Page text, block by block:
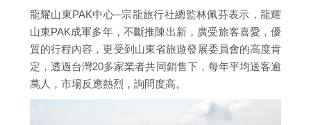
龍耀山東PAK中心─宗龍旅行社總監林佩芬表示，龍耀
山東PAK成軍多年，不斷推陳出新，廣受旅客喜愛，優
質的行程內容，更受到山東省旅遊發展委員會的高度肯
定，透過台灣20多家業者共同銷售下，每年平均送客逾
萬人，市場反應熱烈，詢問度高。